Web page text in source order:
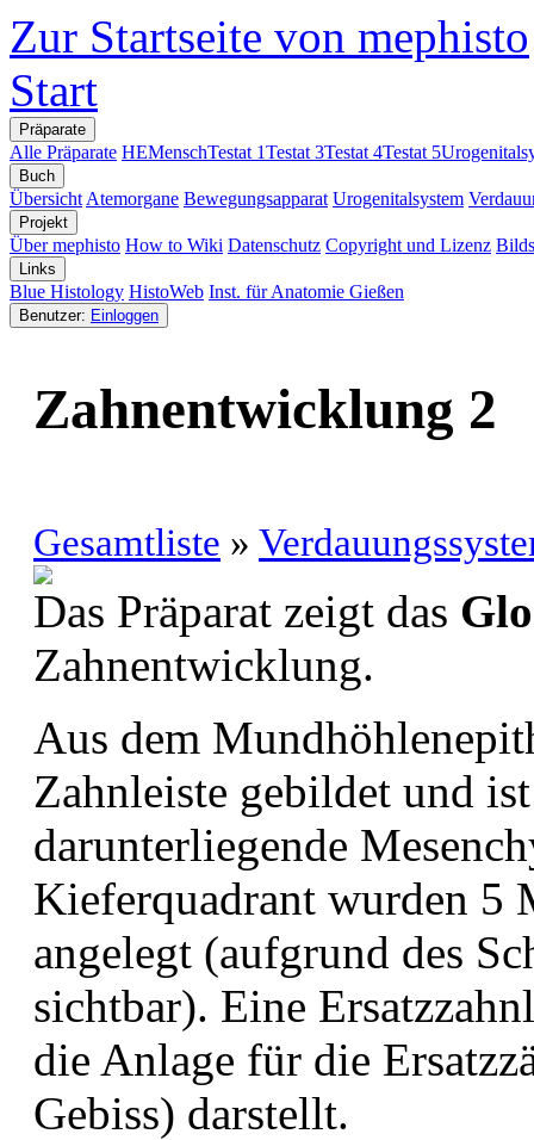
Zur Startseite von mephisto
Start
Präparate
Alle Präparate HEMenschTestat 1Testat 3Testat 4Testat 5
Buch
Übersicht Atemorgane Bewegungsapparat Urogenitalsystem
Projekt
Über mephisto How to Wiki Datenschutz Copyright und Lizenz
Links
Blue Histology HistoWeb Inst. für Anatomie Gießen
Benutzer: Einloggen
Zahnentwicklung 2
Gesamtliste »
Das Präparat zeigt das
Zahnentwicklung.
Aus dem
Zahnleiste gebildet und
darunterliegende
Kieferquadrant wurden 5
angelegt (aufgrund des
sichtbar). Eine
die Anlage für die
Gebiss) darstellt.